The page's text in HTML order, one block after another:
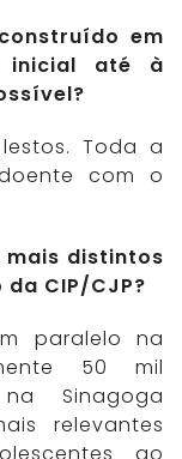
em
inicial até à
Toda a
com o
mais distintos
CIP/CJP?
paralelo na
50 mil
Sinagoga
relevantes